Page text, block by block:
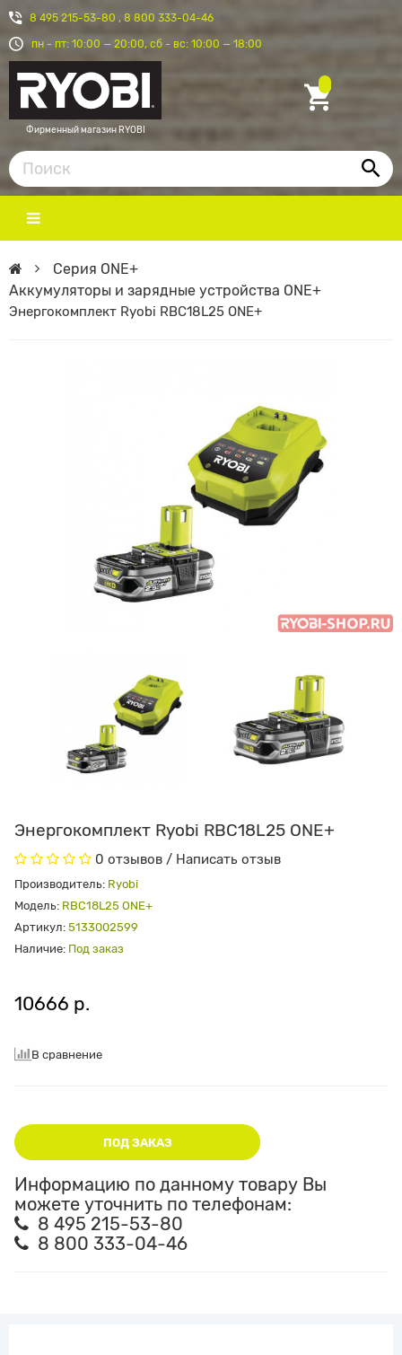
8 495 215-53-80 , 8 800 333-04-46
пн - пт: 10:00 — 20:00, сб - вс: 10:00 — 18:00
Фирменный магазин RYOBI
Серия ONE+
Аккумуляторы и зарядные устройства ONE+
Энергокомплект Ryobi RBC18L25 ONE+
Энергокомплект Ryobi RBC18L25 ONE+
0 отзывов / Написать отзыв
Производитель: Ryobi
Модель: RBC18L25 ONE+
Артикул: 5133002599
Наличие: Под заказ
10666 р.
В сравнение
ПОД ЗАКАЗ
Информацию по данному товару Вы
можете уточнить по телефонам:
8 495 215-53-80
8 800 333-04-46